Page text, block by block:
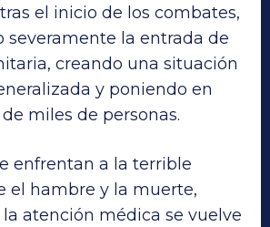
el inicio de los combates,
severamente la entrada de
creando una situación
y poniendo en
miles de personas.
enfrentan a la terrible
el hambre y la muerte,
atención médica se vuelve